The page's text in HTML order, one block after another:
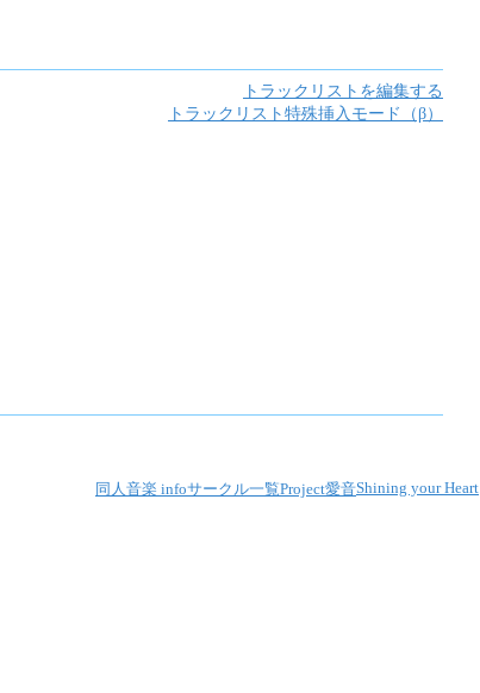
トラックリストを編集する
トラックリスト特殊挿入モード（β）
同人音楽 infoサークル一覧Project愛音Shining your Heart